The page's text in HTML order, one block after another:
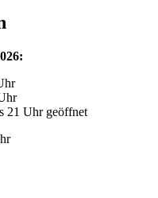
21 Uhr geöffnet